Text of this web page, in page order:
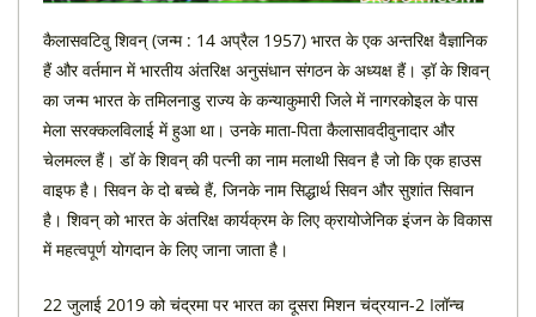
कैलासवटिवु शिवन् (जन्म : 14 अप्रैल 1957) भारत के एक अन्तरिक्ष वैज्ञानिक
हैं और वर्तमान में भारतीय अंतरिक्ष अनुसंधान संगठन के अध्यक्ष हैं। ड़ॉ के शिवन्
का जन्म भारत के तमिलनाडु राज्य के कन्याकुमारी जिले में नागरकोइल के पास
मेला सरक्कलविलाई में हुआ था। उनके माता-पिता कैलासावदीवुनादार और
चेलमल्ल हैं। डॉ के शिवन् की पत्नी का नाम मलाथी सिवन है जो कि एक हाउस
वाइफ है। सिवन के दो बच्चे हैं, जिनके नाम सिद्धार्थ सिवन और सुशांत सिवान
है। शिवन् को भारत के अंतरिक्ष कार्यक्रम के लिए क्रायोजेनिक इंजन के विकास
में महत्वपूर्ण योगदान के लिए जाना जाता है।
22 जुलाई 2019 को चंद्रमा पर भारत का दूसरा मिशन चंद्रयान-2 Iलॉन्च